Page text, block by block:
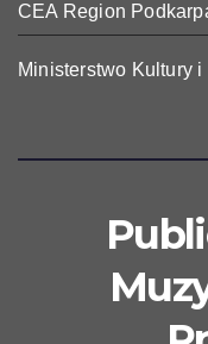
CEA Region
Ministerstwo Kultury